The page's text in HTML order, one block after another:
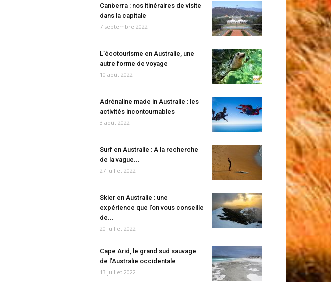
Canberra : nos itinéraires de visite
dans la capitale
7 septembre 2022
L’écotourisme en Australie, une
autre forme de voyage
10 août 2022
Adrénaline made in Australie : les
activités incontournables
3 août 2022
Surf en Australie : A la recherche
de la vague...
27 juillet 2022
Skier en Australie : une
expérience que l’on vous conseille
de...
20 juillet 2022
Cape Arid, le grand sud sauvage
de l’Australie occidentale
13 juillet 2022